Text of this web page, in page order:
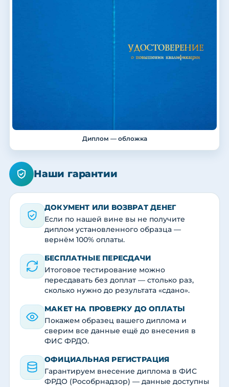
Диплом — обложка
Наши гарантии
ДОКУМЕНТ ИЛИ ВОЗВРАТ ДЕНЕГ
Если по нашей вине вы не получите
диплом установленного образца —
вернём 100% оплаты.
БЕСПЛАТНЫЕ ПЕРЕСДАЧИ
Итоговое тестирование можно
пересдавать без доплат — столько раз,
сколько нужно до результата «сдано».
МАКЕТ НА ПРОВЕРКУ ДО ОПЛАТЫ
Покажем образец вашего диплома и
сверим все данные ещё до внесения в
ФИС ФРДО.
ОФИЦИАЛЬНАЯ РЕГИСТРАЦИЯ
Гарантируем внесение диплома в ФИС
ФРДО (Рособрнадзор) — данные доступны